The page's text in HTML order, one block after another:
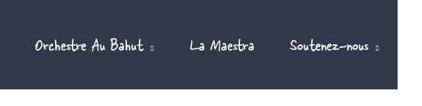
Orchestre Au Bahut La Maestra Soutenez-nous